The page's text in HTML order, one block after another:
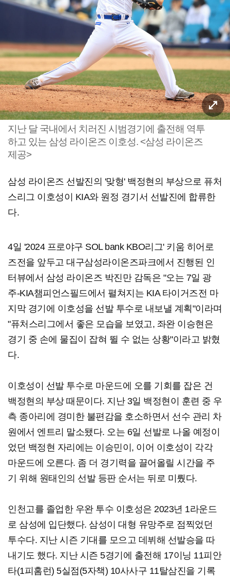
지난 달 국내에서 치러진 시범경기에 출전해 역투
하고 있는 삼성 라이온즈 이호성. <삼성 라이온즈
제공>
삼성 라이온즈 선발진의 '맞형' 백정현의 부상으로 퓨처
스리그 이호성이 KIA와 원정 경기서 선발진에 합류한
다.
4일 '2024 프로야구 SOL bank KBO리그' 키움 히어로
즈전을 앞두고 대구삼성라이온즈파크에서 진행된 인
터뷰에서 삼성 라이온즈 박진만 감독은 "오는 7일 광
주-KIA챔피언스필드에서 펼쳐지는 KIA 타이거즈전 마
지막 경기에 이호성을 선발 투수로 내보낼 계획"이라며
"퓨처스리그에서 좋은 모습을 보였고, 좌완 이승현은
경기 중 손에 물집이 잡혀 뛸 수 없는 상황"이라고 밝혔
다.
이호성이 선발 투수로 마운드에 오를 기회를 잡은 건
백정현의 부상 때문이다. 지난 3일 백정현이 훈련 중 우
측 종아리에 경미한 불편감을 호소하면서 선수 관리 차
원에서 엔트리 말소됐다. 오는 6일 선발로 나올 예정이
었던 백정현 자리에는 이승민이, 이어 이호성이 각각
마운드에 오른다. 좀 더 경기력을 끌어올릴 시간을 주
기 위해 원태인의 선발 등판 순서는 뒤로 미뤘다.
인천고를 졸업한 우완 투수 이호성은 2023년 1라운드
로 삼성에 입단했다. 삼성이 대형 유망주로 점찍었던
투수다. 지난 시즌 기대를 모으고 데뷔해 선발승을 따
내기도 했다. 지난 시즌 5경기에 출전해 17이닝 11피안
타(1피홈런) 5실점(5자책) 10사사구 11탈삼진을 기록